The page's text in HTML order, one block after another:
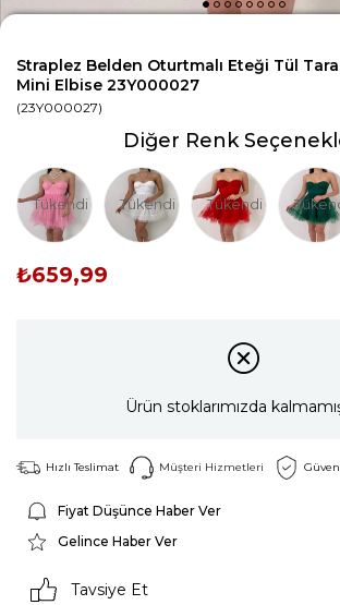
Straplez Belden Oturtmalı Eteği Tül Tara
Mini Elbise 23Y000027
(23Y000027)
Diğer Renk
Tükendi Tükendi Tükendi
₺659,99
Ürün stoklarımızda
Hızlı Teslimat Müşteri Hizmetleri
Fiyat Düşünce Haber Ver
Gelince Haber Ver
Tavsiye Et